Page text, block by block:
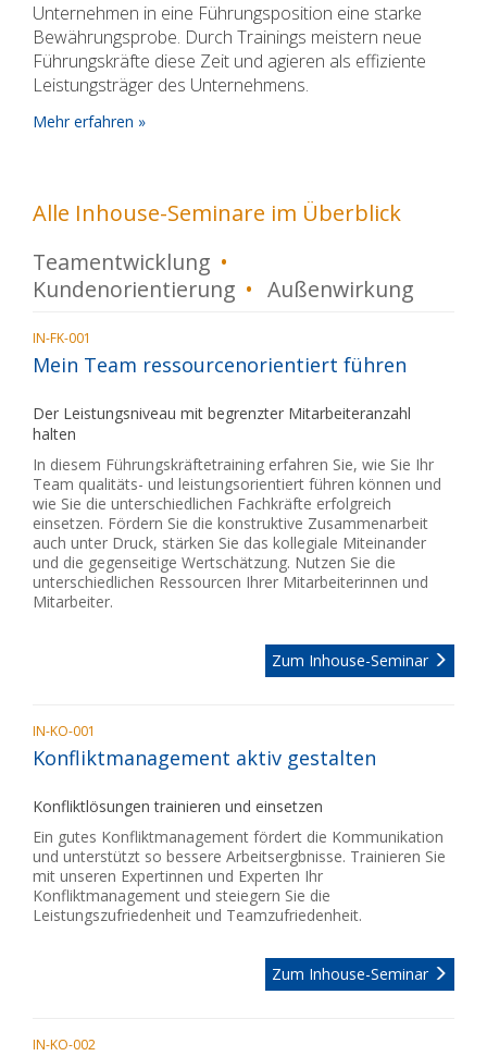
Unternehmen in eine Führungsposition eine starke
Bewährungsprobe. Durch Trainings meistern neue
Führungskräfte diese Zeit und agieren als effiziente
Leistungsträger des Unternehmens.
Mehr erfahren »
Alle Inhouse-Seminare im Überblick
Teamentwicklung •
Kundenorientierung • Außenwirkung
IN-FK-001
Mein Team ressourcenorientiert führen
Der Leistungsniveau mit begrenzter Mitarbeiteranzahl
halten
In diesem Führungskräftetraining erfahren Sie, wie Sie Ihr
Team qualitäts- und leistungsorientiert führen können und
wie Sie die unterschiedlichen Fachkräfte erfolgreich
einsetzen. Fördern Sie die konstruktive Zusammenarbeit
auch unter Druck, stärken Sie das kollegiale Miteinander
und die gegenseitige Wertschätzung. Nutzen Sie die
unterschiedlichen Ressourcen Ihrer Mitarbeiterinnen und
Mitarbeiter.
Zum Inhouse-Seminar
IN-KO-001
Konfliktmanagement aktiv gestalten
Konfliktlösungen trainieren und einsetzen
Ein gutes Konfliktmanagement fördert die Kommunikation
und unterstützt so bessere Arbeitsergbnisse. Trainieren Sie
mit unseren Expertinnen und Experten Ihr
Konfliktmanagement und steiegern Sie die
Leistungszufriedenheit und Teamzufriedenheit.
Zum Inhouse-Seminar
IN-KO-002